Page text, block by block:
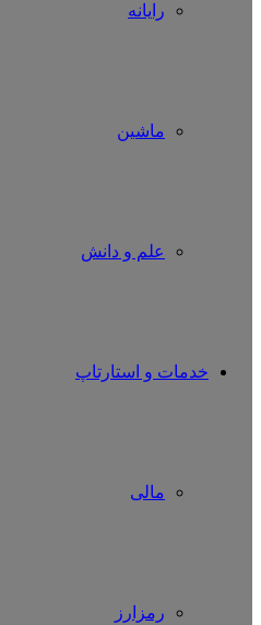
رایانه
ماشین
علم و دانش
خدمات و استارتاپ
مالی
رمزارز